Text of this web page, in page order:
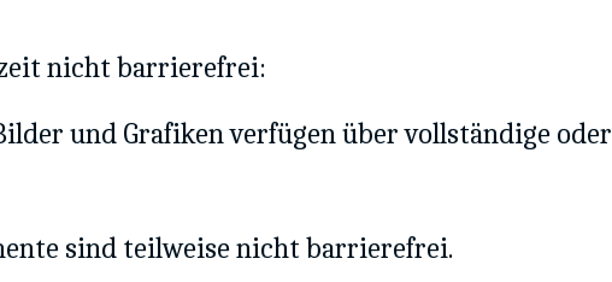
nicht barrierefrei:
und Grafiken verfügen über vollständige oder
sind teilweise nicht barrierefrei.